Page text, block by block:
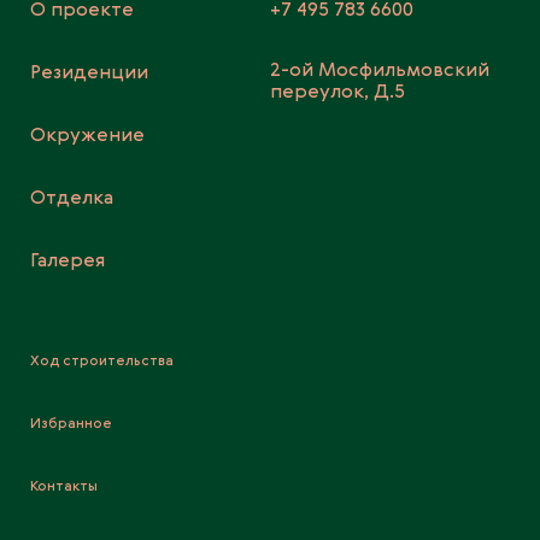
О проекте
Резиденции
Окружение
Отделка
Галерея
Ход строительства
Избранное
Контакты
+7 495 783 6600
2-ой Мосфильмовский
переулок, Д.5